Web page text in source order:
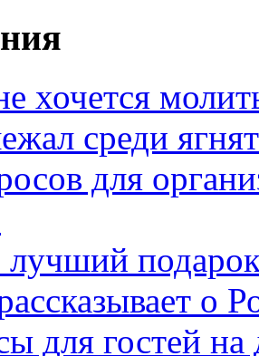
хочется
среди ягнят
для
о
для гостей